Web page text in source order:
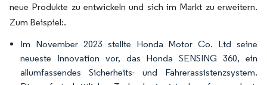
neue Produkte zu entwickeln und sich im Markt zu erweitern.
Zum Beispiel:.
Im November 2023 stellte Honda Motor Co. Ltd seine
neueste Innovation vor, das Honda SENSING 360, ein
allumfassendes Sicherheits- und Fahrerassistenzsystem.